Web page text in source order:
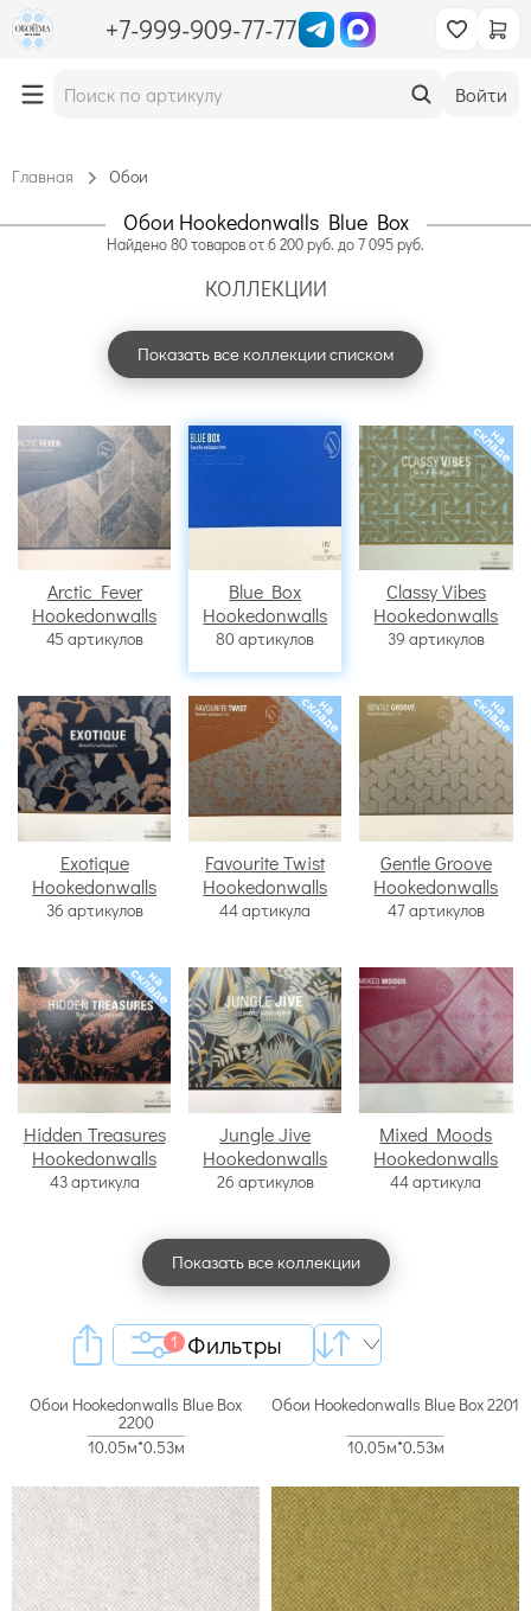
+7-999-909-77-77
Войти
Главная Обои
Обои Hookedonwalls Blue Box
Найдено80товаровот6 200руб. до7 095руб.
КОЛЛЕКЦИИ
Показать все коллекции списком
Arctic Fever
Hookedonwalls
45 артикулов
Blue Box
Hookedonwalls
80 артикулов
Classy Vibes
Hookedonwalls
39 артикулов
Exotique
Hookedonwalls
36 артикулов
Favourite Twist
Hookedonwalls
44 артикула
Gentle Groove
Hookedonwalls
47 артикулов
Hidden Treasures
Hookedonwalls
43 артикула
Jungle Jive
Hookedonwalls
26 артикулов
Mixed Moods
Hookedonwalls
44 артикула
Показать все коллекции
Фильтры
1
Обои Hookedonwalls Blue Box
2200
10.05м*0.53м
Обои Hookedonwalls Blue Box 2201
10.05м*0.53м